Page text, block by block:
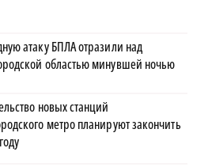
атаку БПЛА отразили над
областью минувшей ночью
новых станций
метро планируют закончить